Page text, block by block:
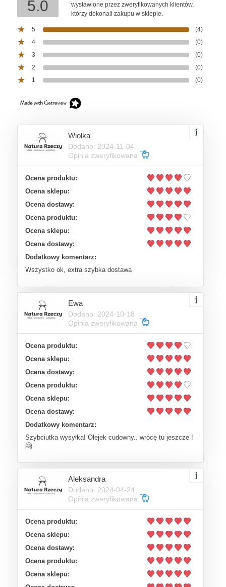
5.0
wystawione przez zweryfikowanych klientów,
którzy dokonali zakupu w sklepie.
5
(4)
4
(0)
3
(0)
2
(0)
1
(0)
Wiolka
Dodano: 2024-11-04
Opinia zweryfikowana
Ocena produktu:
Ocena sklepu:
Ocena dostawy:
Ocena produktu:
Ocena sklepu:
Ocena dostawy:
Dodatkowy komentarz:
Wszystko ok, extra szybka dostawa
Ewa
Dodano: 2024-10-18
Opinia zweryfikowana
Ocena produktu:
Ocena sklepu:
Ocena dostawy:
Ocena produktu:
Ocena sklepu:
Ocena dostawy:
Dodatkowy komentarz:
Szybciutka wysyłka! Olejek cudowny.. wrócę tu jeszcze !
🤗
Aleksandra
Dodano: 2024-04-24
Opinia zweryfikowana
Ocena produktu:
Ocena sklepu:
Ocena dostawy:
Ocena produktu:
Ocena sklepu: